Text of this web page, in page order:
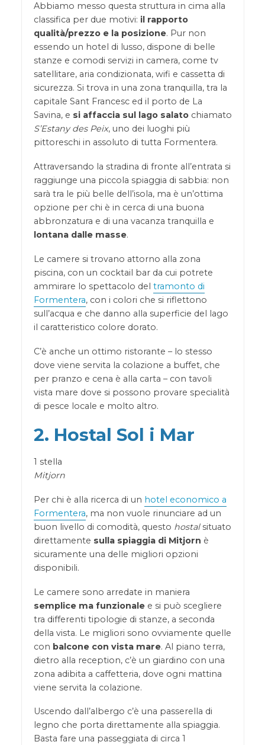
Abbiamo messo questa struttura in cima alla
classifica per due motivi: il rapporto
qualità/prezzo e la posizione. Pur non
essendo un hotel di lusso, dispone di belle
stanze e comodi servizi in camera, come tv
satellitare, aria condizionata, wifi e cassetta di
sicurezza. Si trova in una zona tranquilla, tra la
capitale Sant Francesc ed il porto de La
Savina, e si affaccia sul lago salatochiamato
S’Estany des Peix, uno dei luoghi più
pittoreschi in assoluto di tutta Formentera.
Attraversando la stradina di fronte all’entrata si
raggiunge una piccola spiaggia di sabbia: non
sarà tra le più belle dell’isola, ma è un’ottima
opzione per chi è in cerca di una buona
abbronzatura e di una vacanza tranquilla e
lontana dalle masse.
Le camere si trovano attorno alla zona
piscina, con un cocktail bar da cui potrete
ammirare lo spettacolo del tramonto di
Formentera, con i colori che si riflettono
sull’acqua e che danno alla superficie del lago
il caratteristico colore dorato.
C’è anche un ottimo ristorante – lo stesso
dove viene servita la colazione a buffet, che
per pranzo e cena è alla carta – con tavoli
vista mare dove si possono provare specialità
di pesce locale e molto altro.
2. Hostal Sol i Mar
1 stella
Mitjorn
Per chi è alla ricerca di un hotel economico a
Formentera, ma non vuole rinunciare ad un
buon livello di comodità, questo hostalsituato
direttamente sulla spiaggia di Mitjorn è
sicuramente una delle migliori opzioni
disponibili.
Le camere sono arredate in maniera
semplice ma funzionalee si può scegliere
tra differenti tipologie di stanze, a seconda
della vista. Le migliori sono ovviamente quelle
con balcone con vista mare. Al piano terra,
dietro alla reception, c’è un giardino con una
zona adibita a caffetteria, dove ogni mattina
viene servita la colazione.
Uscendo dall’albergo c’è una passerella di
legno che porta direttamente alla spiaggia.
Basta fare una passeggiata di circa 1